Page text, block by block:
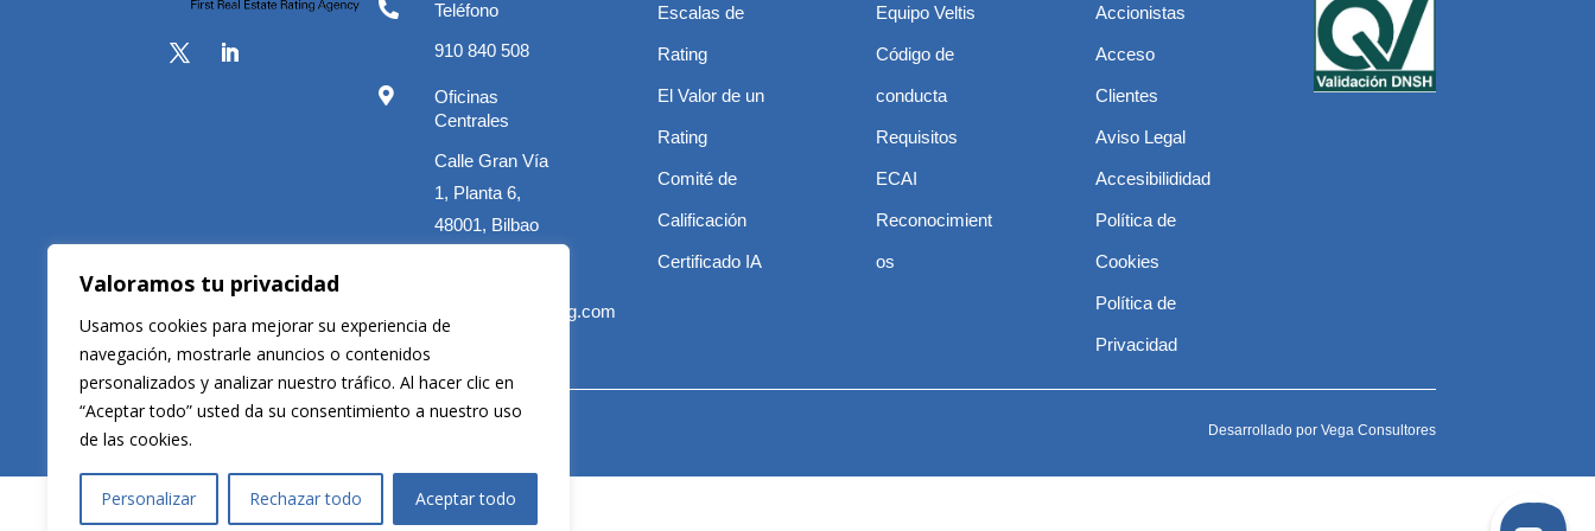
Valoramos tu privacidad
Usamos cookies para mejorar su experiencia de
navegación, mostrarle anuncios o contenidos
personalizados y analizar nuestro tráfico. Al hacer clic en
“Aceptar todo” usted da su consentimiento a nuestro uso
de las cookies.
Personalizar Rechazar todo Aceptar todo

Teléfono
910 840 508

Oficinas
Centrales
Calle Gran Vía
1, Planta 6,
48001, Bilbao
clientes@veltisrating.com
Escalas de
Rating
El Valor de un
Rating
Comité de
Calificación
Certificado IA
Equipo Veltis
Código de
conducta
Requisitos
ECAI
Reconocimient
os
Accionistas
Acceso
Clientes
Aviso Legal
Accesibilididad
Política de
Cookies
Política de
Privacidad
Copyright © 2026 Veltis Rating. Todos los derechos reservados Desarrollado por Vega Consultores